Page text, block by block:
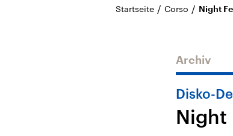
Hörspiel und Feature
Landtagswahl Sachsen-
Startseite / Corso / Night
Archiv
Disko-
Night